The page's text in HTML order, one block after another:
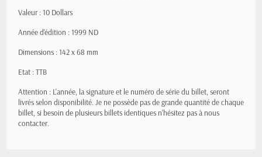
Valeur : 10 Dollars
Année d'édition : 1999 ND
Dimensions : 142 x 68 mm
Etat : TTB
Attention : L'année, la signature et le numéro de série du billet, seront
livrés selon disponibilité. Je ne possède pas de grande quantité de chaque
billet, si besoin de plusieurs billets identiques n'hésitez pas à nous
contacter.